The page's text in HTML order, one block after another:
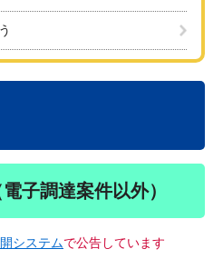
子調達案件以外）
システムで公告しています